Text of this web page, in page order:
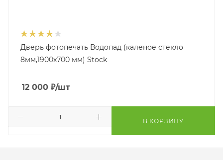
Дверь фотопечать Водопад (каленое стекло
8мм,1900х700 мм) Stock
12 000 ₽/шт
В КОРЗИНУ